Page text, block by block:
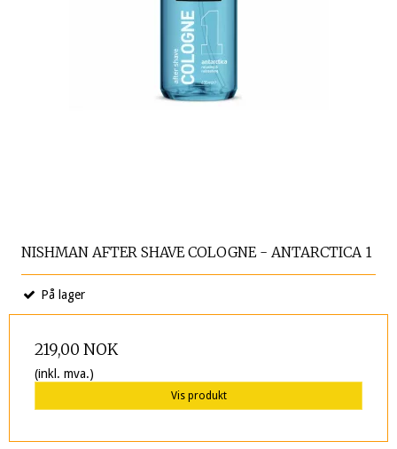
NISHMAN AFTER SHAVE COLOGNE - ANTARCTICA 1
På lager
219,00 NOK
(inkl. mva.)
Vis produkt